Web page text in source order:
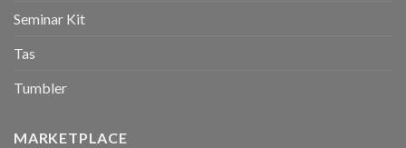
Seminar Kit
Tas
Tumbler
MARKETPLACE